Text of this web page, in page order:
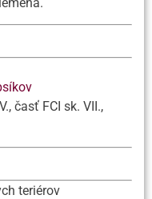
časť FCI sk. VII.,
teriérov